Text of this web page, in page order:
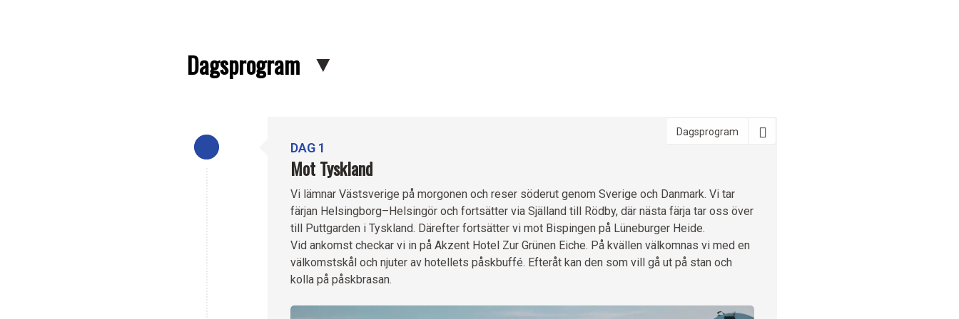
Dagsprogram
Dagsprogram
DAG 1
Mot Tyskland
Vi lämnar Västsverige på morgonen och reser söderut genom Sverige och Danmark. Vi tar
färjan Helsingborg–Helsingör och fortsätter via Själland till Rödby, där nästa färja tar oss över
till Puttgarden i Tyskland. Därefter fortsätter vi mot Bispingen på Lüneburger Heide.
Vid ankomst checkar vi in på Akzent Hotel Zur Grünen Eiche. På kvällen välkomnas vi med en
välkomstskål och njuter av hotellets påskbuffé. Efteråt kan den som vill gå ut på stan och
kolla på påskbrasan.